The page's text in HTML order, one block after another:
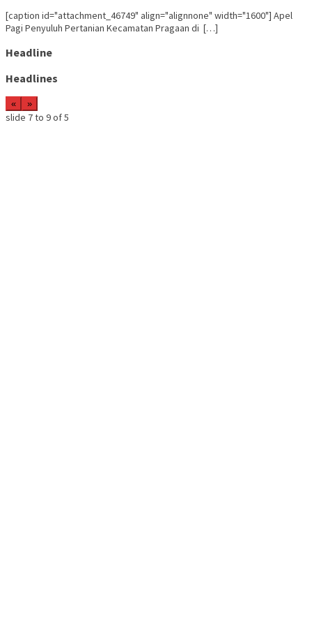
[caption id="attachment_46749" align="alignnone" width="1600"] Apel
Pagi Penyuluh Pertanian Kecamatan Pragaan di […]
Headline
Headlines
« »
slide 7 to 9of 5